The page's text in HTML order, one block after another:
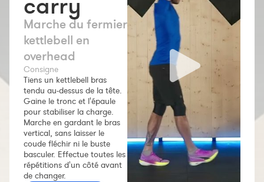
Sportifs
Plus d'informations
Fonctionnalités
Tarifs
Constructeur de séances
Sportif Premium
L'équipe Nolio
FAQ
carry
Marche du fermier
kettlebell en
overhead
Consigne
Tiens un kettlebell bras
tendu au-dessus de la tête.
Gaine le tronc et l'épaule
pour stabiliser la charge.
Marche en gardant le bras
vertical, sans laisser le
coude fléchir ni le buste
basculer. Effectue toutes les
répétitions d'un côté avant
de changer.